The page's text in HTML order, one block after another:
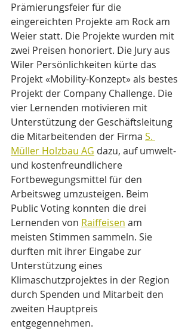
Prämierungsfeier für die
eingereichten Projekte am Rock am
Weier statt. Die Projekte wurden mit
zwei Preisen honoriert. Die Jury aus
Wiler Persönlichkeiten kürte das
Projekt «Mobility-Konzept» als bestes
Projekt der Company Challenge. Die
vier Lernenden motivieren mit
Unterstützung der Geschäftsleitung
die Mitarbeitenden der Firma S.
Müller Holzbau AG dazu, auf umwelt-
und kostenfreundlichere
Fortbewegungsmittel für den
Arbeitsweg umzusteigen. Beim
Public Voting konnten die drei
Lernenden von Raiffeisen am
meisten Stimmen sammeln. Sie
durften mit ihrer Eingabe zur
Unterstützung eines
Klimaschutzprojektes in der Region
durch Spenden und Mitarbeit den
zweiten Hauptpreis
entgegennehmen.